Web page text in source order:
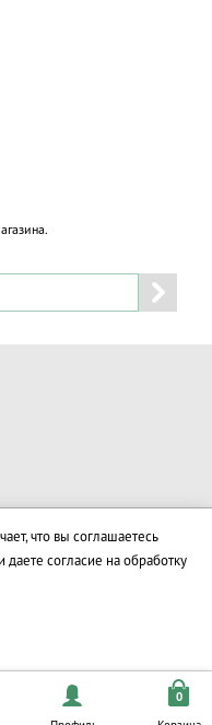
законным владельцам.
что вы соглашаетесь
и даете согласие на обработку